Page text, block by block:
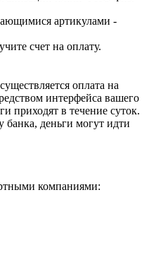
артикулами -
счет на оплату.
оплата на
интерфейса вашего
приходят в течение суток.
банка, деньги могут идти
компаниями: